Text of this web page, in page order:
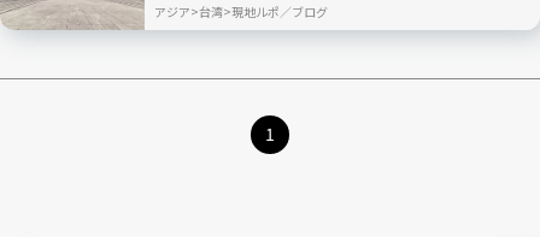
アジア 台湾 現地ルポ／ブログ
1